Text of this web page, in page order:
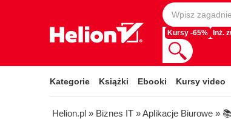
Kursy -65% Inż.
Kategorie Książki Ebooki Kursy video
Helion.pl » Biznes IT »Aplikacje Biurowe »